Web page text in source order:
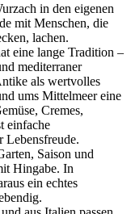
in den eigenen
mit Menschen, die
lachen.
eine lange Tradition –
mediterraner
als wertvolles
ums Mittelmeer eine
Cremes,
einfache
Lebensfreude.
Saison und
Hingabe. In
ein echtes